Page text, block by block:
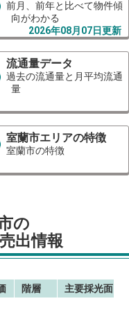
前月、前年と比べて物件傾
向がわかる
2026年08月07日更新
流通量データ
過去の流通量と月平均流通
量
室蘭市エリアの特徴
室蘭市の特徴
の
出情報
階層 主要採光面